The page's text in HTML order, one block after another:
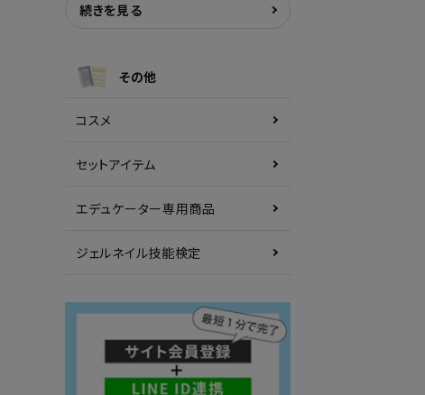
続きを見る
その他
コスメ
セットアイテム
エデュケーター専用商品
ジェルネイル技能検定